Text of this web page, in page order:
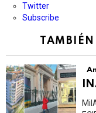
Twitter
Subscribe
TAMBIÉN